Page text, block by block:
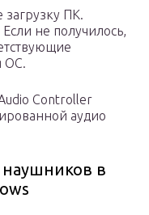
ПК.
не получилось,
ОС.
Controller
аудио
наушников в